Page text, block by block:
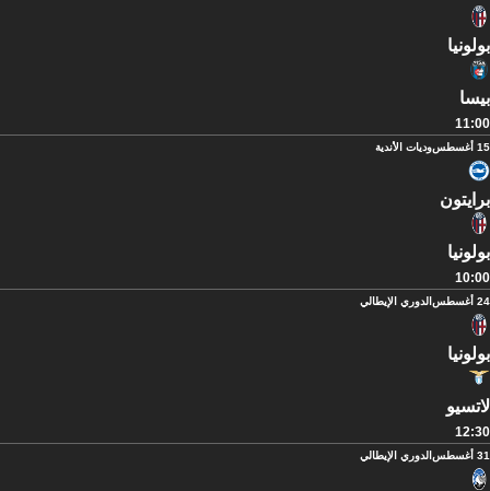
بولونيا
بيسا
11:00
15 أغسطس وديات الأندية
برايتون
بولونيا
10:00
24 أغسطس الدوري الإيطالي
بولونيا
لاتسيو
12:30
31 أغسطس الدوري الإيطالي